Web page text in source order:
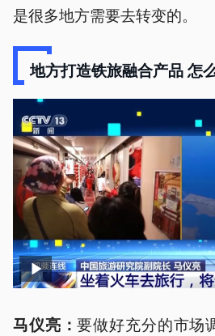
是很多地方需要去转变的。
地方打造铁旅融合产品 怎
马仪亮：要做好充分的市场